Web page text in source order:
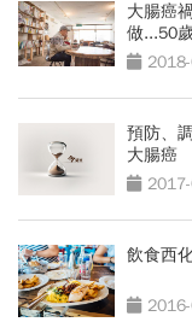
大腸癌
做...50
預防、
大腸癌
飲食西